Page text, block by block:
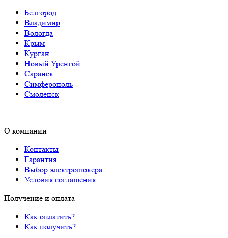
Белгород
Владимир
Вологда
Крым
Курган
Новый Уренгой
Саранск
Симферополь
Смоленск
О компании
Контакты
Гарантия
Выбор электрошокера
Условия соглашения
Получение и оплата
Как оплатить?
Как получить?